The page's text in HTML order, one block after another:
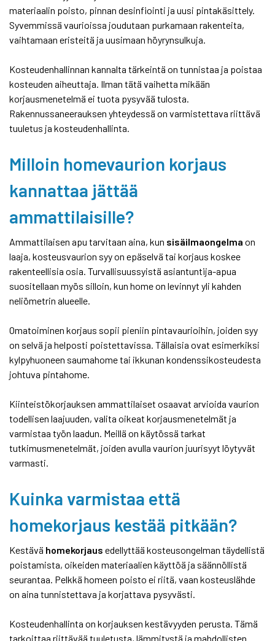
materiaalin poisto, pinnan desinfiointi ja uusi pintakäsittely.
Syvemmissä vaurioissa joudutaan purkamaan rakenteita,
vaihtamaan eristeitä ja uusimaan höyrynsulkuja.
Kosteudenhallinnan kannalta tärkeintä on tunnistaa ja poistaa
kosteuden aiheuttaja. Ilman tätä vaihetta mikään
korjausmenetelmä ei tuota pysyvää tulosta.
Rakennussaneerauksen yhteydessä on varmistettava riittävä
tuuletus ja kosteudenhallinta.
Milloin homevaurion korjaus
kannattaa jättää
ammattilaisille?
Ammattilaisen apu tarvitaan aina, kun sisäilmaongelma on
laaja, kosteusvaurion syy on epäselvä tai korjaus koskee
rakenteellisia osia. Turvallisuussyistä asiantuntija-apua
suositellaan myös silloin, kun home on levinnyt yli kahden
neliömetrin alueelle.
Omatoiminen korjaus sopii pieniin pintavaurioihin, joiden syy
on selvä ja helposti poistettavissa. Tällaisia ovat esimerkiksi
kylpyhuoneen saumahome tai ikkunan kondenssikosteudesta
johtuva pintahome.
Kiinteistökorjauksen ammattilaiset osaavat arvioida vaurion
todellisen laajuuden, valita oikeat korjausmenetelmät ja
varmistaa työn laadun. Meillä on käytössä tarkat
tutkimusmenetelmät, joiden avulla vaurion juurisyyt löytyvät
varmasti.
Kuinka varmistaa että
homekorjaus kestää pitkään?
Kestävä homekorjaus edellyttää kosteusongelman täydellistä
poistamista, oikeiden materiaalien käyttöä ja säännöllistä
seurantaa. Pelkkä homeen poisto ei riitä, vaan kosteuslähde
on aina tunnistettava ja korjattava pysyvästi.
Kosteudenhallinta on korjauksen kestävyyden perusta. Tämä
tarkoittaa riittävää tuuletusta, lämmitystä ja mahdollisten